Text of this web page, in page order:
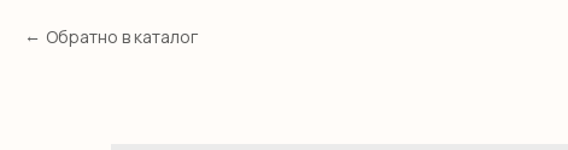
Обратно в каталог